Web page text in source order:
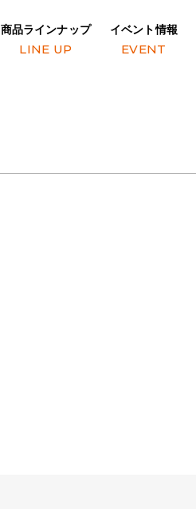
商品ラインナップ
LINE UP
イベント情報
EVENT